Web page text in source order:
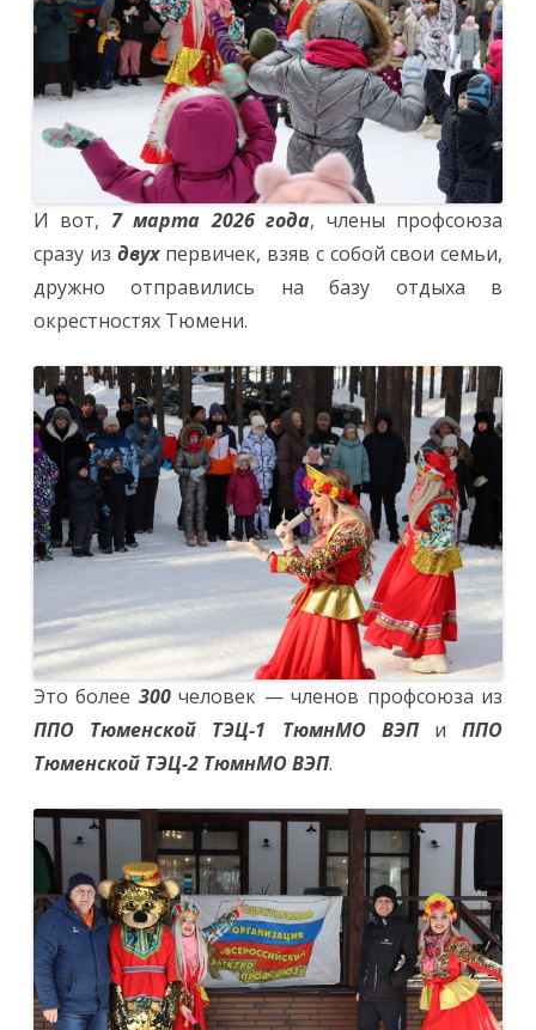
И вот, 7 марта 2026 года, члены профсоюза
сразу из двух первичек, взяв с собой свои семьи,
дружно отправились на базу отдыха в
окрестностях Тюмени.
Это более 300человек — членов профсоюза из
ППО Тюменской ТЭЦ-1 ТюмнМО ВЭП иППО
Тюменской ТЭЦ-2 ТюмнМО ВЭП.